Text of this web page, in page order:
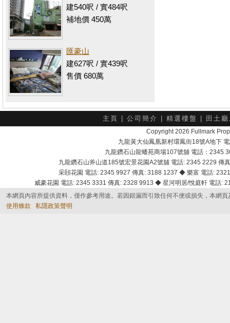
建540呎 / 實484呎
補地價 450萬
匯豪山
建627呎 / 實439呎
售價 680萬
主頁 公司簡介 精選樓盤 田土
Copyright 2026 Fullmark
九龍黃大仙鳳凰新村環鳳街18號A地下
九龍鑽石山龍蟠苑商場107號舖 電話：2345
九龍鑽石山斧山道185號宏景花園A2號舖 電話: 2345 2229
采頣花園 電話: 2345 9927 傳真: 3188 1237 ◆ 樂富 電話:
威豪花園 電話: 2345 3331 傳真: 2328 9913 ◆ 星河明居/悅庭軒 電話
本網頁內容所提供資料，僅作參考用途。若因錯漏而引致任何不便或損失，本網
使用條款
私隱政策聲明